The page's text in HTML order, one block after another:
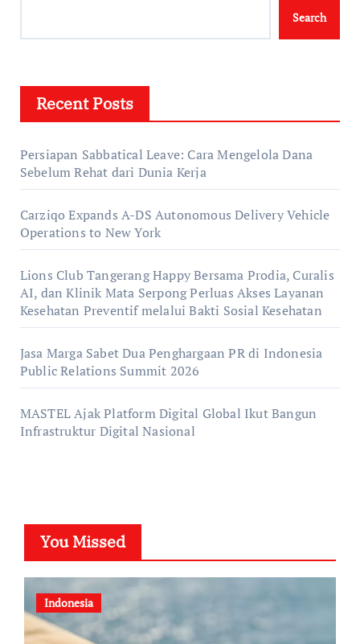
Search
Recent Posts
Persiapan Sabbatical Leave: Cara Mengelola Dana
Sebelum Rehat dari Dunia Kerja
Carziqo Expands A-DS Autonomous Delivery Vehicle
Operations to New York
Lions Club Tangerang Happy Bersama Prodia, Curalis
AI, dan Klinik Mata Serpong Perluas Akses Layanan
Kesehatan Preventif melalui Bakti Sosial Kesehatan
Jasa Marga Sabet Dua Penghargaan PR di Indonesia
Public Relations Summit 2026
MASTEL Ajak Platform Digital Global Ikut Bangun
Infrastruktur Digital Nasional
You Missed
Indonesia